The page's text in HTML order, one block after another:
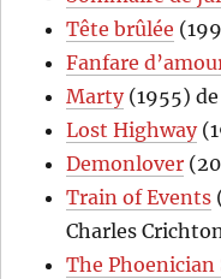
Tête brûlée
Fanfare
Marty(1955)
Lost Highway
Demonlover
Train of Events
Charles
The Phoenician